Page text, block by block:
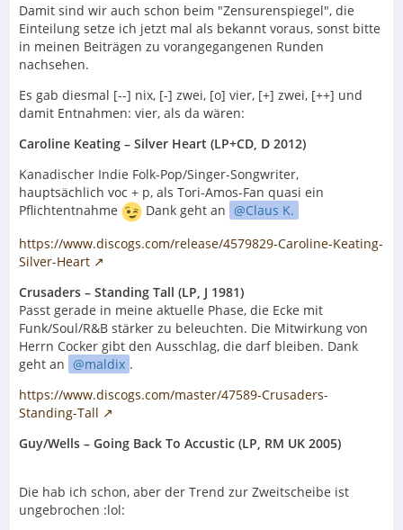
Damit sind wir auch schon beim "Zensurenspiegel", die
Einteilung setze ich jetzt mal als bekannt voraus, sonst bitte
in meinen Beiträgen zu vorangegangenen Runden
nachsehen.
Es gab diesmal [--] nix, [-] zwei, [o] vier, [+] zwei, [++] und
damit Entnahmen: vier, als da wären:
Caroline Keating – Silver Heart (LP+CD, D 2012)
Kanadischer Indie Folk-Pop/Singer-Songwriter,
hauptsächlich voc + p, als Tori-Amos-Fan quasi ein
Pflichtentnahme
Dank geht an
Claus K.
https://www.discogs.com/release/4579829-Caroline-Keating-
Silver-Heart
Crusaders – Standing Tall (LP, J 1981)
Passt gerade in meine aktuelle Phase, die Ecke mit
Funk/Soul/R&B stärker zu beleuchten. Die Mitwirkung von
Herrn Cocker gibt den Ausschlag, die darf bleiben. Dank
geht an
maldix .
https://www.discogs.com/master/47589-Crusaders-
Standing-Tall
Guy/Wells – Going Back To Accustic (LP, RM UK 2005)
Die hab ich schon, aber der Trend zur Zweitscheibe ist
ungebrochen :lol: